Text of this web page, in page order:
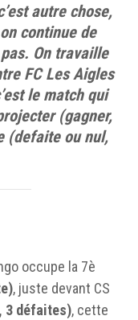
autre chose,
continue de
On travaille
FC Les Aigles
le match qui
(gagner,
(defaite ou nul,
occupe la 7è
, juste devant CS
3 défaites), cette